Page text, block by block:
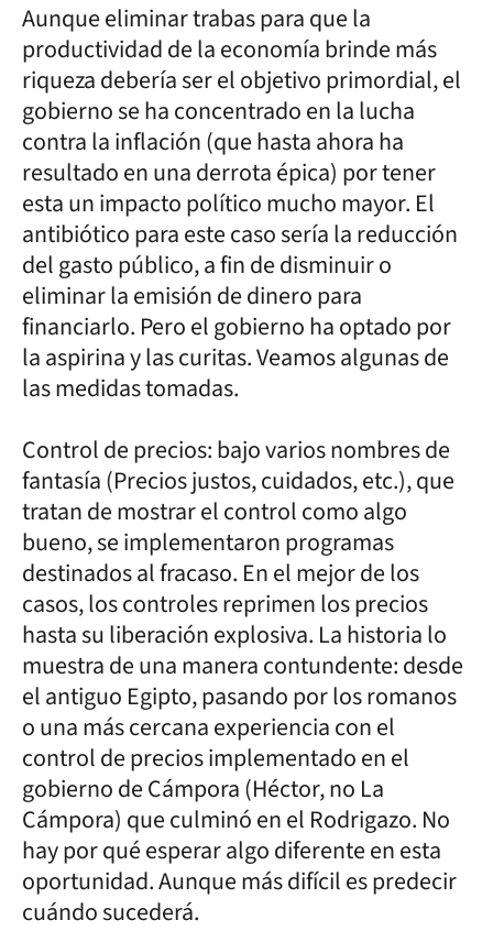
Aunque eliminar trabas para que la
productividad de la economía brinde más
riqueza debería ser el objetivo primordial, el
gobierno se ha concentrado en la lucha
contra la inflación (que hasta ahora ha
resultado en una derrota épica) por tener
esta un impacto político mucho mayor. El
antibiótico para este caso sería la reducción
del gasto público, a fin de disminuir o
eliminar la emisión de dinero para
financiarlo. Pero el gobierno ha optado por
la aspirina y las curitas. Veamos algunas de
las medidas tomadas.
Control de precios: bajo varios nombres de
fantasía (Precios justos, cuidados, etc.), que
tratan de mostrar el control como algo
bueno, se implementaron programas
destinados al fracaso. En el mejor de los
casos, los controles reprimen los precios
hasta su liberación explosiva. La historia lo
muestra de una manera contundente: desde
el antiguo Egipto, pasando por los romanos
o una más cercana experiencia con el
control de precios implementado en el
gobierno de Cámpora (Héctor, no La
Cámpora) que culminó en el Rodrigazo. No
hay por qué esperar algo diferente en esta
oportunidad. Aunque más difícil es predecir
cuándo sucederá.